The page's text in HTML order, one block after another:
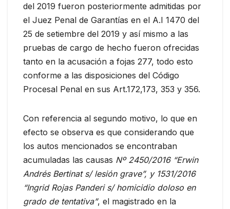
del 2019 fueron posteriormente admitidas por
el Juez Penal de Garantías en el A.I 1470 del
25 de setiembre del 2019 y así mismo a las
pruebas de cargo de hecho fueron ofrecidas
tanto en la acusación a fojas 277, todo esto
conforme a las disposiciones del Código
Procesal Penal en sus Art.172,173, 353 y 356.
Con referencia al segundo motivo, lo que en
efecto se observa es que considerando que
los autos mencionados se encontraban
acumuladas las causas Nº 2450/2016 “Erwin
Andrés Bertinat s/ lesión grave”, y 1531/2016
“Ingrid Rojas Panderi s/ homicidio doloso en
grado de tentativa”, el magistrado en la